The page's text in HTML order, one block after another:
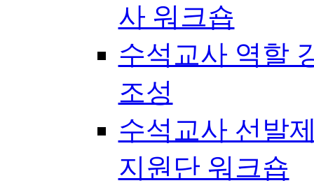
사 워크숍
수석교사 역할
조성
수석교사 선발
지원단 워크숍